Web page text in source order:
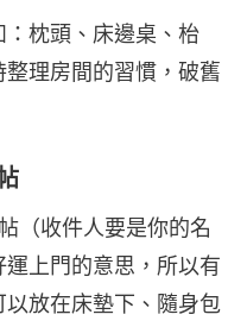
枕頭、床邊桌、枱
理房間的習慣，破舊
（收件人要是你的名
上門的意思，所以有
放在床墊下、隨身包